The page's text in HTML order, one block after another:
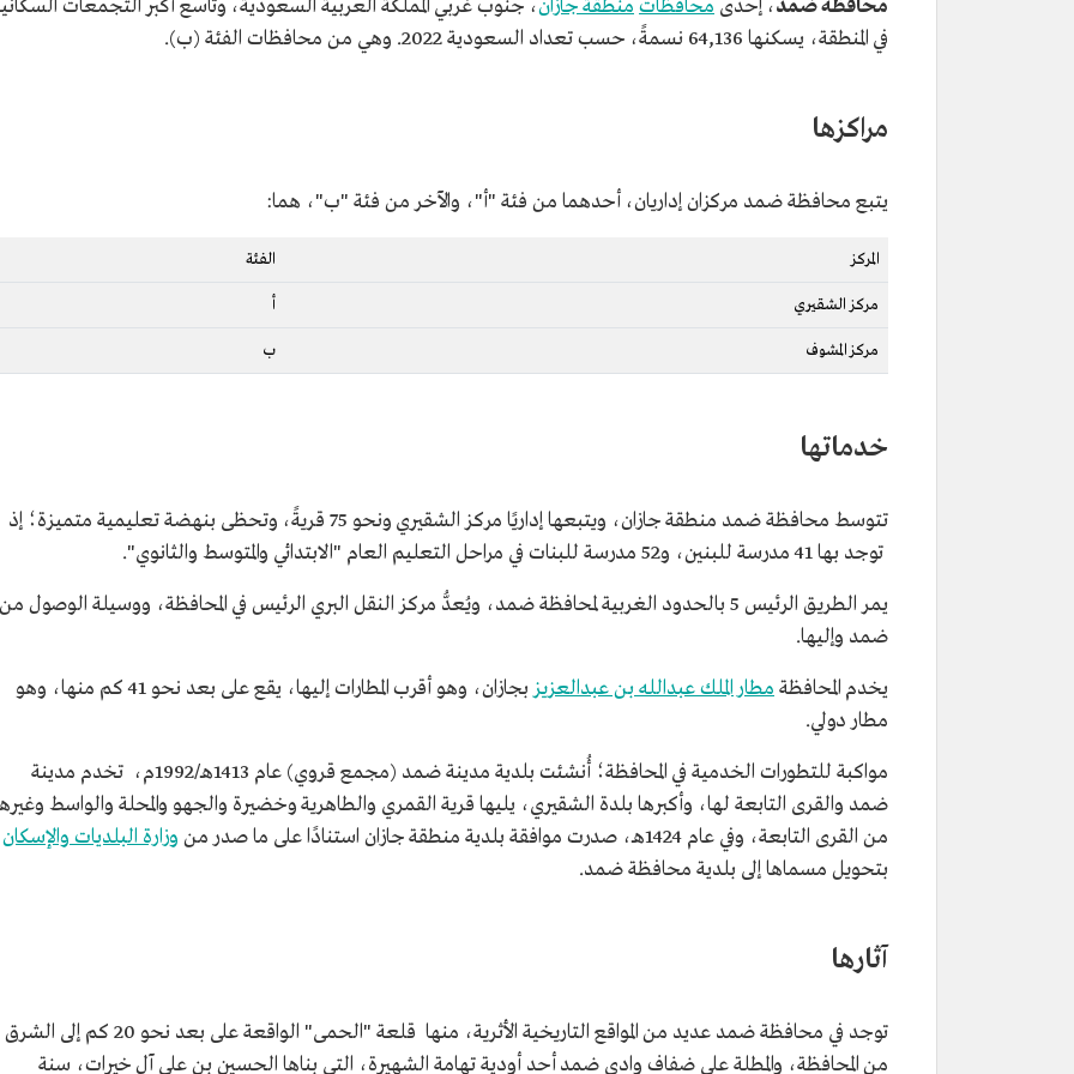
محافظة ضمد، إحدى محافظات منطقة جازان، جنوب غربي المملكة العربية السعودية، وتاسع أكبر التجمعات
في المنطقة، يسكنها 64,136 نسمةً، حسب تعداد السعودية 2022. وهي من محافظات الفئة (ب).
مراكزها
يتبع محافظة ضمد مركزان إداريان، أحدهما من فئة "أ"، والآخر من فئة "ب"، هما:
المركز الفئة
مركز الشقيري أ
مركز المشوف ب
خدماتها
تتوسط محافظة ضمد منطقة جازان، ويتبعها إداريًا مركز الشقيري ونحو 75 قريةً، وتحظى بنهضة تعليمية متميزة؛ إذ
توجد بها 41 مدرسة للبنين، و52 مدرسة للبنات في مراحل التعليم العام "الابتدائي والمتوسط والثانوي".
يمر الطريق الرئيس 5 بالحدود الغربية لمحافظة ضمد، ويُعدُّ مركز النقل البري الرئيس في المحافظة، ووسيلة الوصول من
ضمد وإليها.
يخدم المحافظة مطار الملك عبدالله بن عبدالعزيز
بجازان، وهو أقرب المطارات إليها، يقع على بعد نحو 41 كم منها، وهو
مطار دولي.
مواكبة للتطورات الخدمية في المحافظة؛ أُنشئت بلدية مدينة ضمد (مجمع قروي) عام 1413هـ/1992م، تخدم مدينة
ضمد والقرى التابعة لها، وأكبرها بلدة الشقيري، يليها قرية القمري والطاهرية وخضيرة والجهو والمحلة والواسط
من القرى التابعة، وفي عام 1424هـ، صدرت موافقة بلدية منطقة جازان استنادًا على ما صدر من
وزارة البلديات والإسكان
بتحويل مسماها إلى بلدية محافظة ضمد.
آثارها
توجد في محافظة ضمد عديد من المواقع التاريخية الأثرية، منها قلعة "الحمى" الواقعة على بعد نحو 20 كم إلى الشرق
من المحافظة، والمطلة على ضفاف وادي ضمد أحد أودية تهامة الشهيرة، التي بناها الحسين بن علي آل خيرات، سنة